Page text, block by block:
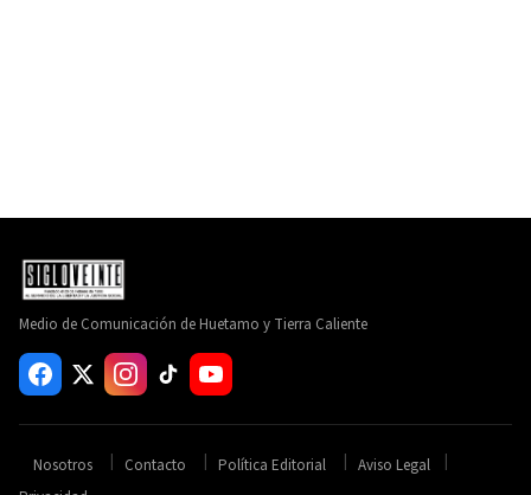
Medio de Comunicación de Huetamo y Tierra Caliente
Nosotros Contacto Política Editorial
Aviso Legal